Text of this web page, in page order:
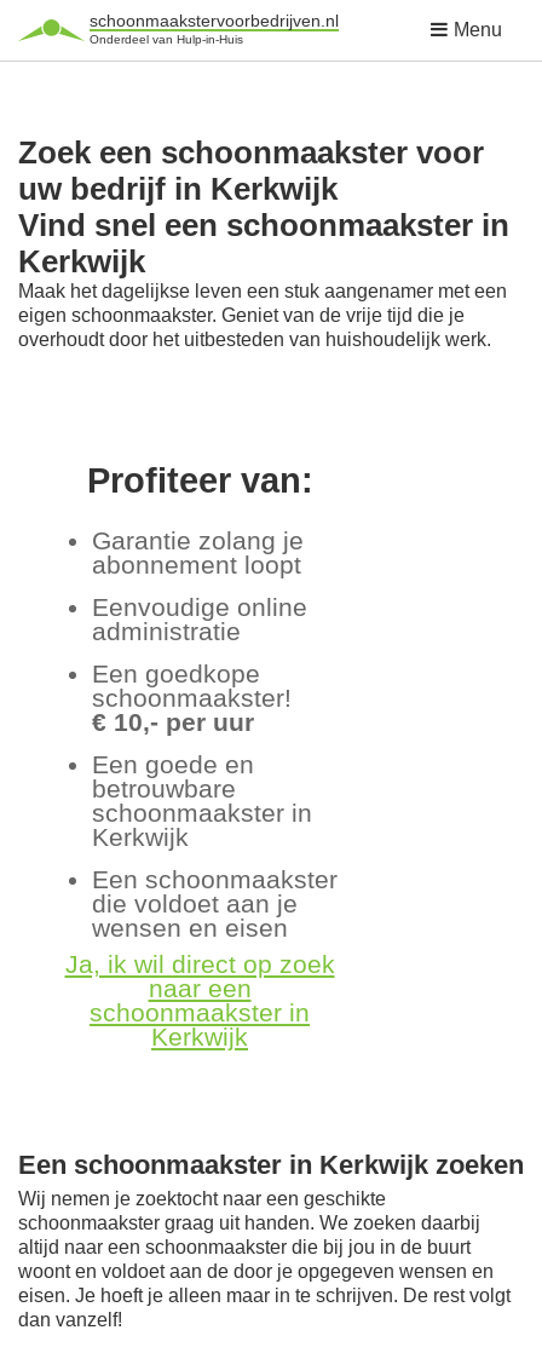
schoonmaakstervoorbedrijven.nl
Onderdeel van Hulp-in-Huis Menu
Zoek een schoonmaakster voor
uw bedrijf in Kerkwijk
Vind snel een schoonmaakster in
Kerkwijk
Maak het dagelijkse leven een stuk aangenamer met een
eigen schoonmaakster. Geniet van de vrije tijd die je
overhoudt door het uitbesteden van huishoudelijk werk.
Profiteer van:
Garantie zolang je
abonnement loopt
Eenvoudige online
administratie
Een goedkope
schoonmaakster!
€ 10,- per uur
Een goede en
betrouwbare
schoonmaakster in
Kerkwijk
Een schoonmaakster
die voldoet aan je
wensen en eisen
Ja, ik wil direct op zoek
naar een
schoonmaakster in
Kerkwijk
Een schoonmaakster in Kerkwijk zoeken
Wij nemen je zoektocht naar een geschikte
schoonmaakster graag uit handen. We zoeken daarbij
altijd naar een schoonmaakster die bij jou in de buurt
woont en voldoet aan de door je opgegeven wensen en
eisen. Je hoeft je alleen maar in te schrijven. De rest volgt
dan vanzelf!